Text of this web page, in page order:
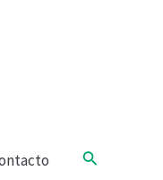
Buscar